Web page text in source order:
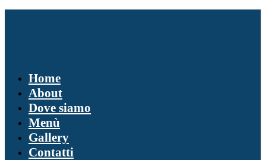
Home
About
Dove siamo
Menù
Gallery
Contatti